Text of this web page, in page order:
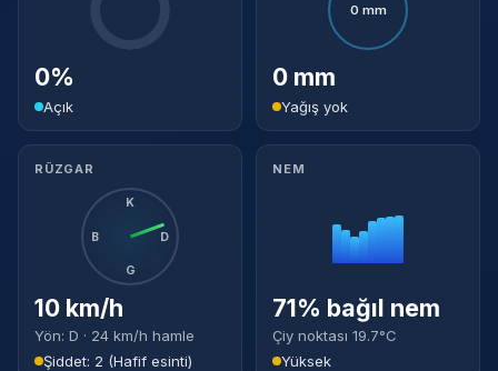
0%
Açık
0 mm
0 mm
Yağış yok
RÜZGAR
K
D
G
B
10 km/h
Yön: D · 24 km/h hamle
Şiddet: 2 (Hafif esinti)
NEM
71% bağıl nem
Çiy noktası 19.7°C
Yüksek